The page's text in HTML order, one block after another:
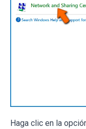
Haga clic en la